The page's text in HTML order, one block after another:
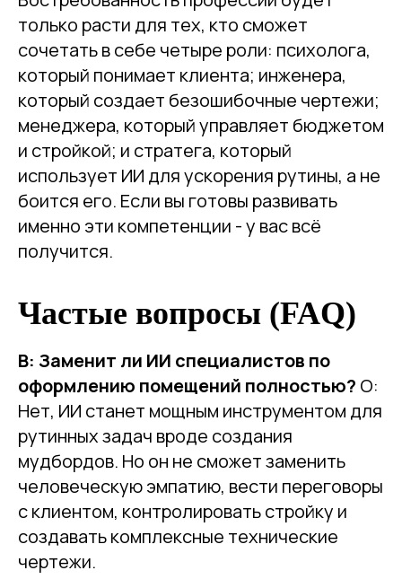
только расти для тех, кто сможет
сочетать в себе четыре роли: психолога,
который понимает клиента; инженера,
который создает безошибочные чертежи;
менеджера, который управляет бюджетом
и стройкой; и стратега, который
использует ИИ для ускорения рутины, а не
боится его. Если вы готовы развивать
именно эти компетенции - у вас всё
получится.
Частые вопросы (FAQ)
В: Заменит ли ИИ специалистов по
оформлению помещений полностью? О:
Нет, ИИ станет мощным инструментом для
рутинных задач вроде создания
мудбордов. Но он не сможет заменить
человеческую эмпатию, вести переговоры
с клиентом, контролировать стройку и
создавать комплексные технические
чертежи.